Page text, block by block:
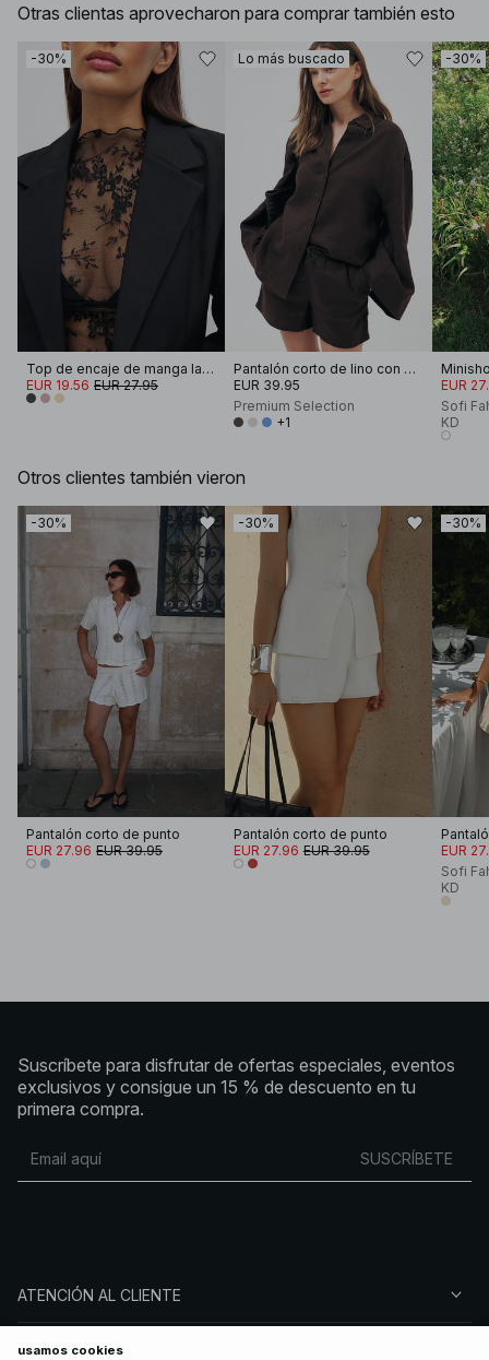
Otras clientas aprovecharon para comprar también esto
-30%
Top de encaje de manga larga
EUR 19.56 EUR 27.95
Lo más buscado
Pantalón corto de lino con cordón
EUR 39.95
Premium Selection
+1
-30%
EUR
Sofi
KD
Otros clientes también vieron
-30%
Pantalón corto de punto
EUR 27.96 EUR 39.95
-30%
Pantalón corto de punto
EUR 27.96 EUR 39.95
-30%
EUR
Sofi
KD
Suscríbete para disfrutar de ofertas especiales, eventos
exclusivos y consigue un 15 % de descuento en tu
primera compra.
SUSCRÍBETE
ATENCIÓN AL CLIENTE
SOBRE NA-KD